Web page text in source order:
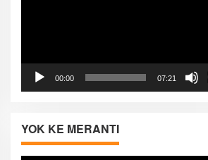
00:00 07:21
YOK KE MERANTI